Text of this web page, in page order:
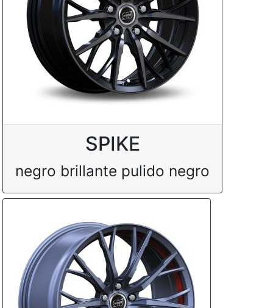
SPIKE
negro brillante pulido negro